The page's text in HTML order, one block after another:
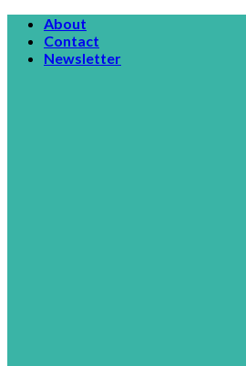
Skip
content
About
Contact
Newsletter